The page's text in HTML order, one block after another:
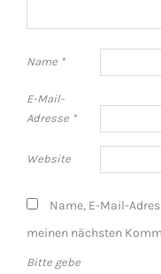
Name *
E-Mail-
Adresse *
Website
Name, E-Mail-
meinen nächsten
Bitte gebe